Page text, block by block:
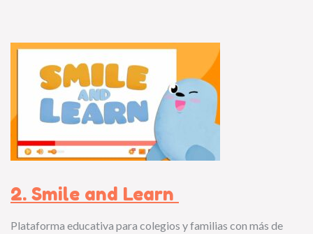
2. Smile and Learn
Plataforma educativa para colegios y familias con más de